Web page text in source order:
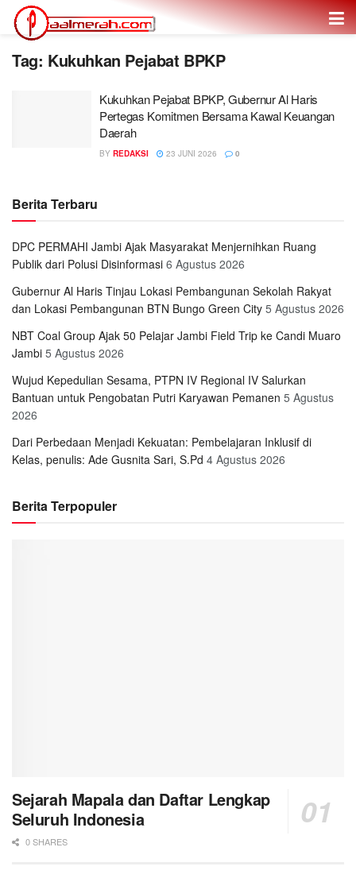
Tag: Kukuhkan Pejabat BPKP
Kukuhkan Pejabat BPKP, Gubernur Al Haris
Pertegas Komitmen Bersama Kawal Keuangan
Daerah
BY REDAKSI 23 JUNI 2026 0
Berita Terbaru
DPC PERMAHI Jambi Ajak Masyarakat Menjernihkan Ruang
Publik dari Polusi Disinformasi 6 Agustus 2026
Gubernur Al Haris Tinjau Lokasi Pembangunan Sekolah Rakyat
dan Lokasi Pembangunan BTN Bungo Green City 5 Agustus 2026
NBT Coal Group Ajak 50 Pelajar Jambi Field Trip ke Candi Muaro
Jambi 5 Agustus 2026
Wujud Kepedulian Sesama, PTPN IV Regional IV Salurkan
Bantuan untuk Pengobatan Putri Karyawan Pemanen 5 Agustus
2026
Dari Perbedaan Menjadi Kekuatan: Pembelajaran Inklusif di
Kelas, penulis: Ade Gusnita Sari, S.Pd 4 Agustus 2026
Berita Terpopuler
Sejarah Mapala dan Daftar Lengkap
Seluruh Indonesia
0 SHARES